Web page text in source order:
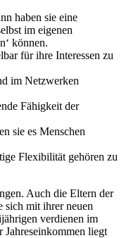
haben sie eine
im eigenen
können.
für ihre Interessen zu
im Netzwerken
Fähigkeit der
sie es Menschen
Flexibilität gehören zu
Auch die Eltern der
sich mit ihrer neuen
verdienen im
liegt